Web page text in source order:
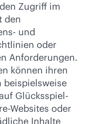
Zugriff im
den
und
oder
Anforderungen.
können ihren
beispielsweise
Glücksspiel-
Websites oder
Inhalte